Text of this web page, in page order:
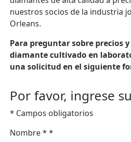
nuestros socios de la industria
Orleans.
Para preguntar sobre precios
diamante cultivado en
una solicitud en el siguiente
Por favor, ingrese
* Campos obligatorios
Nombre * *